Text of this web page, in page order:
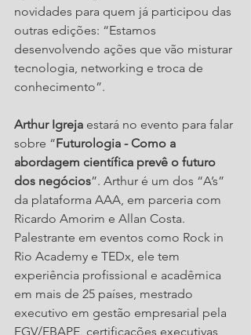
novidades para quem já participou das
outras edições: “Estamos
desenvolvendo ações que vão misturar
tecnologia, networking e troca de
conhecimento”.
Arthur Igreja estará no evento para falar
sobre “Futurologia - Como a
abordagem científica prevê o futuro
dos negócios”. Arthur é um dos “A’s”
da plataforma AAA, em parceria com
Ricardo Amorim e Allan Costa.
Palestrante em eventos como Rock in
Rio Academy e TEDx, ele tem
experiência profissional e acadêmica
em mais de 25 países, mestrado
executivo em gestão empresarial pela
FGV/EBAPE, certificações executivas